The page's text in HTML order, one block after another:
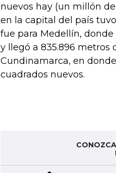
nuevos hay (un millón
en la capital del país
fue para Medellín,
y llegó a 835.896 metros
Cundinamarca, en
cuadrados nuevos.